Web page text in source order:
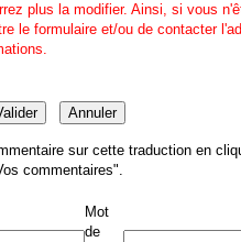
plus la modifier. Ainsi, si vous
le formulaire et/ou de contacter
sur cette traduction en
commentaires".
Mot
de